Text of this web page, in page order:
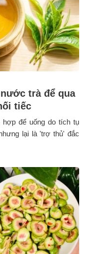
trà để qua
tiếc
để uống do tích tụ
lại là 'trợ thủ' đắc